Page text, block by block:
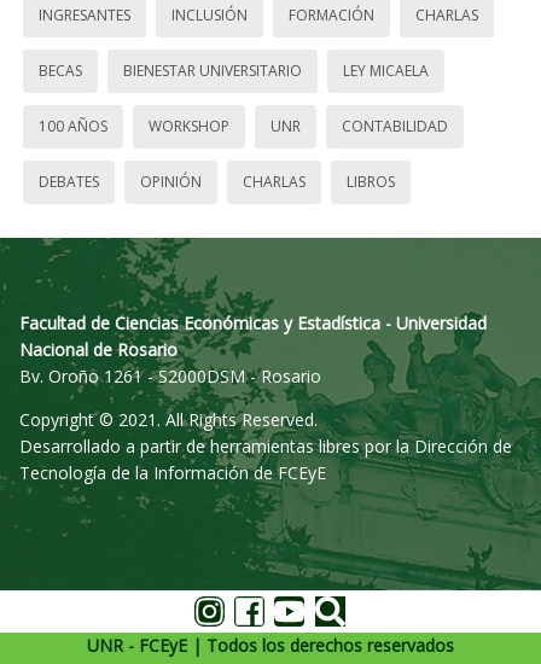
INGRESANTES INCLUSIÓN FORMACIÓN CHARLAS
BECAS BIENESTAR UNIVERSITARIO LEY MICAELA
100 AÑOS WORKSHOP UNR CONTABILIDAD
DEBATES OPINIÓN CHARLAS LIBROS
Facultad de Ciencias Económicas y Estadística - Universidad
Nacional de Rosario
Bv. Oroño 1261 - S2000DSM - Rosario
Copyright © 2021. All Rights Reserved.
Desarrollado a partir de herramientas libres por la Dirección de
Tecnología de la Información de FCEyE
UNR - FCEyE | Todos los derechos reservados